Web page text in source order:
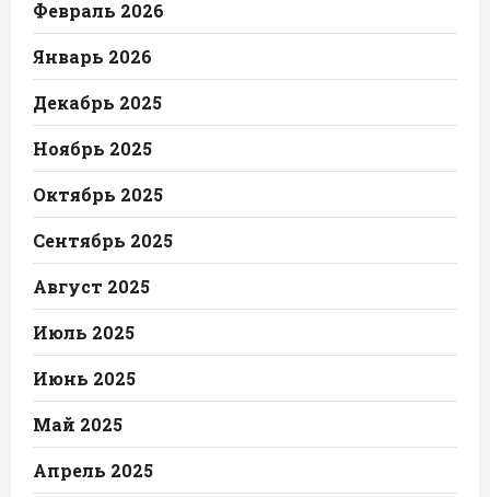
Февраль 2026
Январь 2026
Декабрь 2025
Ноябрь 2025
Октябрь 2025
Сентябрь 2025
Август 2025
Июль 2025
Июнь 2025
Май 2025
Апрель 2025